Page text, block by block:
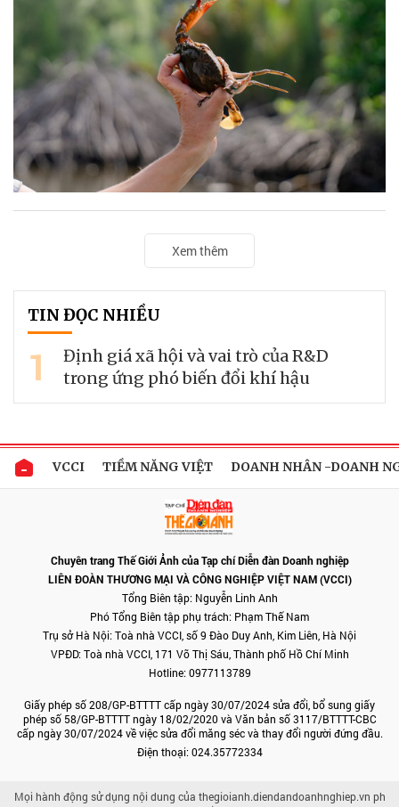
Xem thêm
TIN ĐỌC NHIỀU
1
Định giá xã hội và vai trò của R&D
trong ứng phó biến đổi khí hậu
VCCI TIỀM NĂNG VIỆT DOANH NHÂN -DOANH
Chuyên trang Thế Giới Ảnh của Tạp chí Diễn đàn Doanh nghiệp
LIÊN ĐOÀN THƯƠNG MẠI VÀ CÔNG NGHIỆP VIỆT NAM (VCCI)
Tổng Biên tập: Nguyễn Linh Anh
Phó Tổng Biên tập phụ trách: Phạm Thế Nam
Trụ sở Hà Nội: Toà nhà VCCI, số 9 Đào Duy Anh, Kim Liên, Hà Nội
VPĐD: Toà nhà VCCI, 171 Võ Thị Sáu, Thành phố Hồ Chí Minh
Hotline: 0977113789
Giấy phép số 208/GP-BTTTT cấp ngày 30/07/2024 sửa đổi, bổ sung giấy
phép số 58/GP-BTTTT ngày 18/02/2020 và Văn bản số 3117/BTTTT-CBC
cấp ngày 30/07/2024 về việc sửa đổi măng séc và thay đổi người đứng đầu.
Điện thoại: 024.35772334
Mọi hành động sử dụng nội dung của thegioianh.diendandoanhnghiep.vn ph